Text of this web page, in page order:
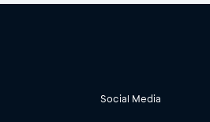
Social Media